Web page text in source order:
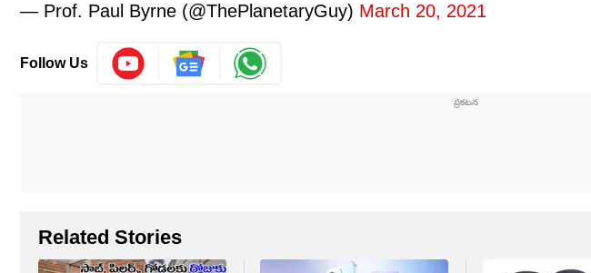
— Prof. Paul Byrne (@ThePlanetaryGuy) March 20, 2021
Follow Us
Related Stories